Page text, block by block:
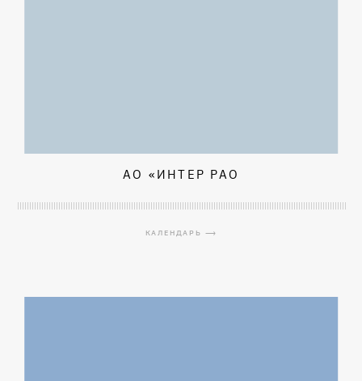
АО «ИНТЕР РАО
КАЛЕНДАРЬ ⟶